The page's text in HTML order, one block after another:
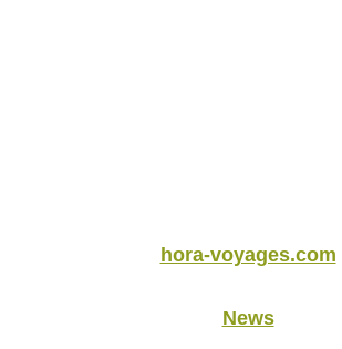
hora-voyages.com
News